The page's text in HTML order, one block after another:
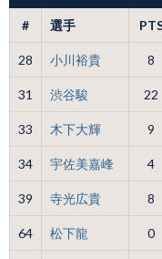
# 選手
28 小川裕貴 8
31 渋谷駿 22
33 木下大輝 9
34 宇佐美嘉峰 4
39 寺光広貴 8
64 松下龍 0